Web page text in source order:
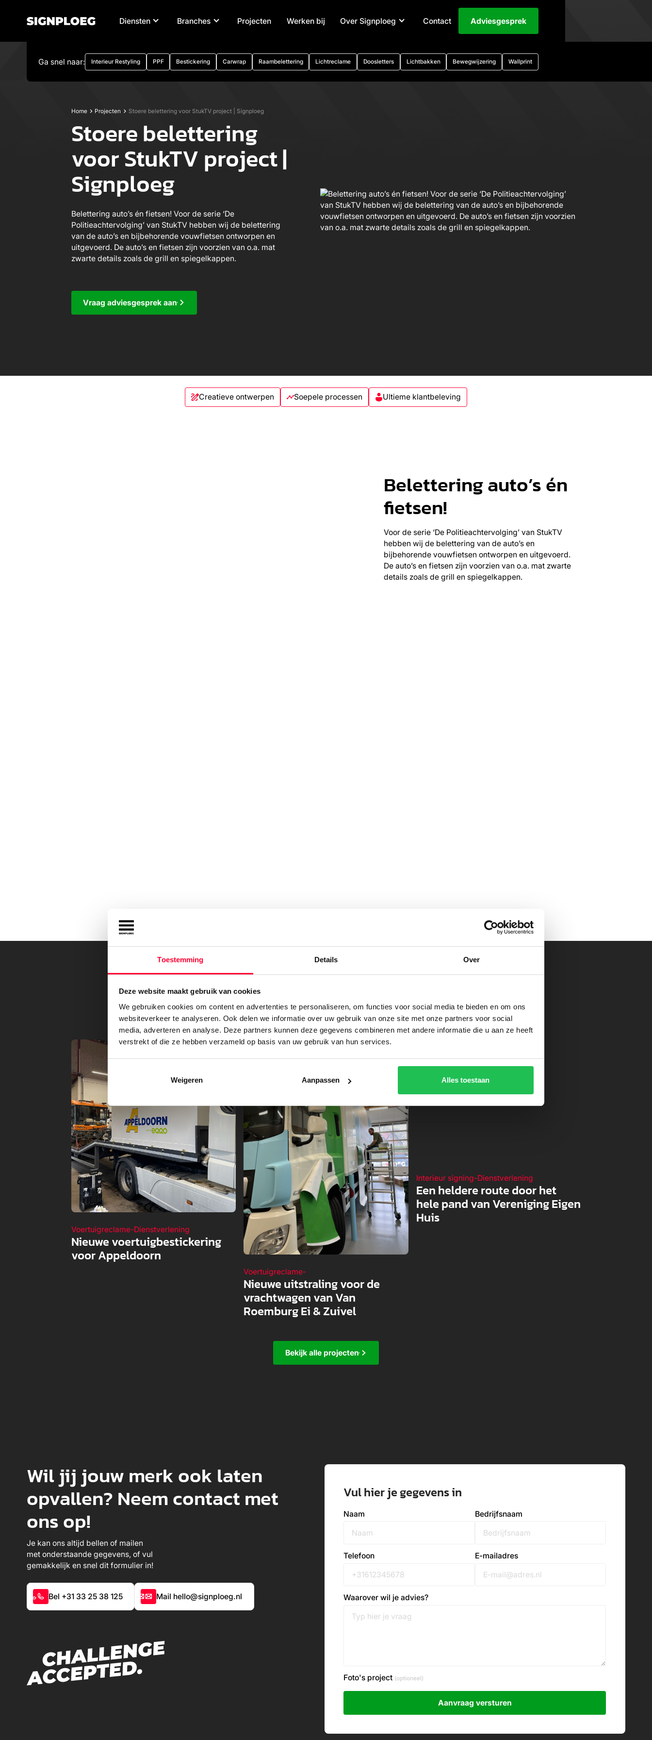
Toestemming Details Over
Deze website maakt gebruik van cookies
We gebruiken cookies om content en advertenties te personaliseren, om functies voor social media te bieden en om ons
websiteverkeer te analyseren. Ook delen we informatie over uw gebruik van onze site met onze partners voor social
media, adverteren en analyse. Deze partners kunnen deze gegevens combineren met andere informatie die u aan ze heeft
verstrekt of die ze hebben verzameld op basis van uw gebruik van hun services.
Weigeren Aanpassen Alles toestaan
Diensten Branches Projecten Werken bij Over Signploeg Contact Adviesgesprek
Ga snel naar: Interieur Restyling PPF Bestickering Carwrap Raambelettering Lichtreclame Doosletters Lichtbakken Bewegwijzering Wallprint
Home Projecten Stoere belettering voor StukTV project | Signploeg
Stoere belettering
voor StukTV project |
Signploeg
Belettering auto’s én fietsen! Voor de serie ‘De
Politieachtervolging’ van StukTV hebben wij de belettering
van de auto’s en bijbehorende vouwfietsen ontworpen en
uitgevoerd. De auto’s en fietsen zijn voorzien van o.a. mat
zwarte details zoals de grill en spiegelkappen.
Vraag adviesgesprek aan
Creatieve ontwerpen Soepele processen Ultieme klantbeleving
Belettering auto’s én
fietsen!
Voor de serie ‘De Politieachtervolging’ van StukTV
hebben wij de belettering van de auto’s en
bijbehorende vouwfietsen ontworpen en uitgevoerd.
De auto’s en fietsen zijn voorzien van o.a. mat zwarte
details zoals de grill en spiegelkappen.
Bekijk meer van onze projecten
Voertuigreclame-Dienstverlening
Nieuwe voertuigbestickering
voor Appeldoorn
Voertuigreclame-
Nieuwe uitstraling voor de
vrachtwagen van Van
Roemburg Ei & Zuivel
Interieur signing-Dienstverlening
Een heldere route door het
hele pand van Vereniging Eigen
Huis
Bekijk alle projecten
Wil jij jouw merk ook laten
opvallen? Neem contact met
ons op!
Je kan ons altijd bellen of mailen
met onderstaande gegevens, of vul
gemakkelijk en snel dit formulier in!
Bel +31 33 25 38 125 Mail hello@signploeg.nl
Vul hier je gegevens in
Naam Bedrijfsnaam
Telefoon E-mailadres
Waarover wil je advies?
Foto's project (optioneel)
Aanvraag versturen